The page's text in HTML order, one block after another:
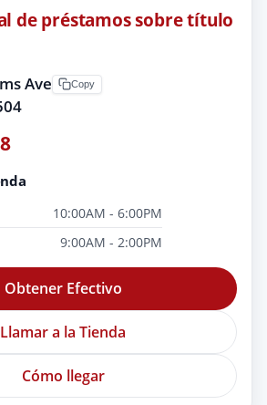
de préstamos sobre título
Ave
Copy
10:00AM - 6:00PM
9:00AM - 2:00PM
Obtener Efectivo
Llamar a la Tienda
Cómo llegar